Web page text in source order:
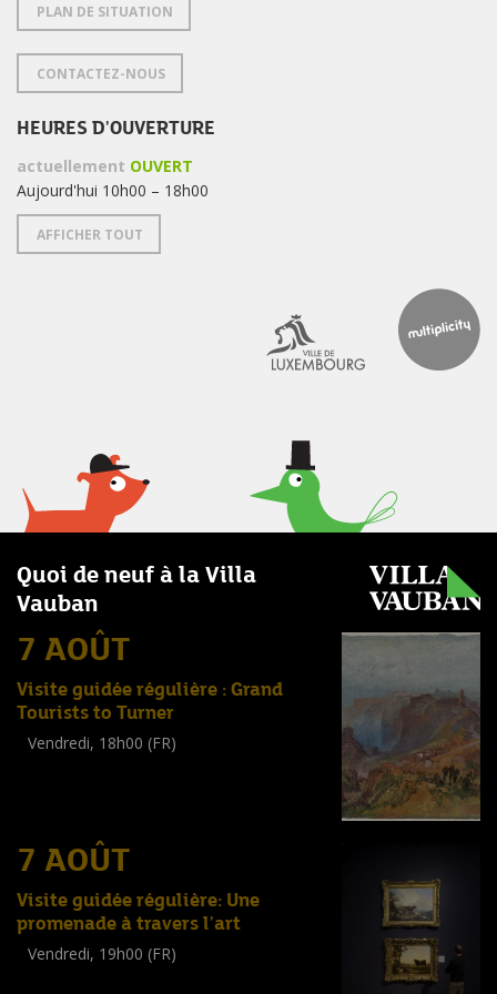
PLAN DE SITUATION
CONTACTEZ-NOUS
HEURES D'OUVERTURE
actuellement OUVERT
Aujourd'hui 10h00 – 18h00
AFFICHER TOUT
Quoi de neuf à la Villa
Vauban
7 AOÛT
Visite guidée régulière : Grand
Tourists to Turner
Vendredi, 18h00 (FR)
7 AOÛT
Visite guidée régulière: Une
promenade à travers l'art
Vendredi, 19h00 (FR)